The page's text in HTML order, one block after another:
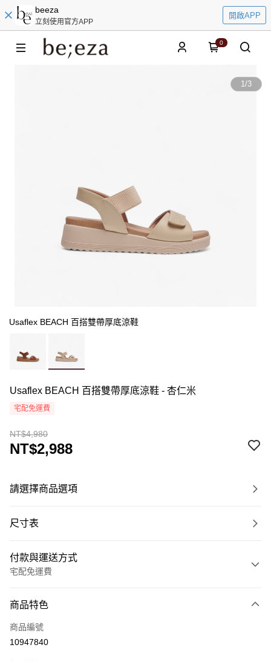
beeza
立刻使用官方APP
開啟APP
0
1/3
Usaflex BEACH 百搭雙帶厚底涼鞋
Usaflex BEACH 百搭雙帶厚底涼鞋 - 杏仁米
宅配免運費
NT$4,980
NT$2,988
請選擇商品選項
尺寸表
付款與運送方式
宅配免運費
信用卡一次付款
Apple Pay
商品特色
商品編號
10947840